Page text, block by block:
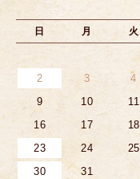
日 月 火
2
3 4
9
10 11
16
17 18
23
24 25
30
31